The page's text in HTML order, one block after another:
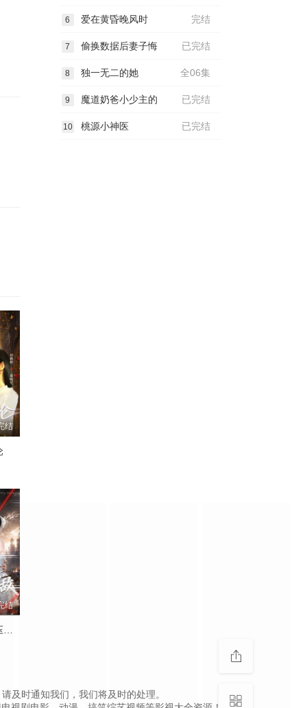
结
结
杀神归来，横压天下无敌
完结
6 爱在黄昏晚风时
已完结
7 偷换数据后妻子悔
全06集
8 独一无二的她
已完结
9 魔道奶爸小少主的
已完结
10 桃源小神医
及时通知我们，我们将及时的处理。